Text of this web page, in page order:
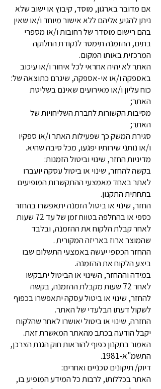
אם מדובר בארגון, מוסד, קיבוץ או ישוב שלא
ניתן להגיע אליהם ללא אישור מיוחד ו/או שאין
בהם רישום מוסדר של רחובות ו/או מספרי
בתים, ההזמנה תימסר לנקודת החלוקה
המרכזית באותו המקום.
האתר לא יהיה אחראי לכל איחור ו/או עיכוב
באספקה ו/או אי-אספקה, שיגרם כתוצאה של:
כוח עליון ו/או מאירועים שאינם בשליטת
האתר;
מסיבות הקשורות לחברת השליחויות של
האתר;
סגירת המשק כך שפעילות האתר ו/או ספקיו
ו/או נותני שירותיו יפגעו, מכל סיבה שהיא.
מדיניות החזר, שינוי וביטול הזמנות:
בקשה להחזר, שינוי או ביטול עסקה יועברו
לאתר באחד מאמצעי ההתקשרות המופיעים
בתחתית התקנון.
החזר, שינוי או ביטול הזמנה יתאפשרו בהחזר
כספי או בהחלפה בטווח זמן של עד 72 שעות
לאחר קבלת הלקוח את ההזמנה, ובלבד
שהמוצר ארוז באריזה המקורית .
ההחזר הכספי יעשה באמצעי התשלום שבו
ביצע הלקוח את ההזמנה.
במידה וההחזר, השינוי או הביטול יתבקשו
לאחר 72 שעות מקבלת ההזמנה, בקשה
להחזר, שינוי או ביטול עסקה יתאפשרו בכפוף
לשקול דעתו הבלעדי של האתר.
החזרה, שינוי או ביטול יאושרו לאחר שהלקוח
יקבל הודעה בכתב מהאתר המאשרת זאת.
האמור בתקנון כפוף להוראות חוק הגנת הצרכן,
התשמ"א-1981.
דיוק/ תיקונים טכניים ואחרים:
האתר בכללותו, לרבות כל המידע המופיע בו,